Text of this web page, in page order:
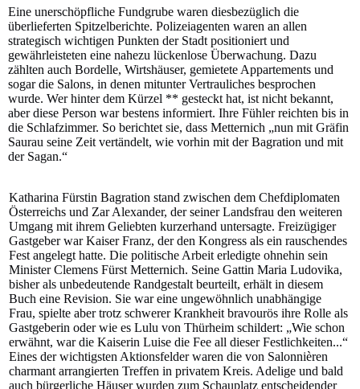
Eine unerschöpfliche Fundgrube waren diesbezüglich die
überlieferten Spitzelberichte. Polizeiagenten waren an allen
strategisch wichtigen Punkten der Stadt positioniert und
gewährleisteten eine nahezu lückenlose Überwachung. Dazu
zählten auch Bordelle, Wirtshäuser, gemietete Appartements und
sogar die Salons, in denen mitunter Vertrauliches besprochen
wurde. Wer hinter dem Kürzel ** gesteckt hat, ist nicht bekannt,
aber diese Person war bestens informiert. Ihre Fühler reichten bis in
die Schlafzimmer. So berichtet sie, dass Metternich „nun mit Gräfin
Saurau seine Zeit vertändelt, wie vorhin mit der Bagration und mit
der Sagan.“
Katharina Fürstin Bagration stand zwischen dem Chefdiplomaten
Österreichs und Zar Alexander, der seiner Landsfrau den weiteren
Umgang mit ihrem Geliebten kurzerhand untersagte. Freizügiger
Gastgeber war Kaiser Franz, der den Kongress als ein rauschendes
Fest angelegt hatte. Die politische Arbeit erledigte ohnehin sein
Minister Clemens Fürst Metternich. Seine Gattin Maria Ludovika,
bisher als unbedeutende Randgestalt beurteilt, erhält in diesem
Buch eine Revision. Sie war eine ungewöhnlich unabhängige
Frau, spielte aber trotz schwerer Krankheit bravourös ihre Rolle als
Gastgeberin oder wie es Lulu von Thürheim schildert: „Wie schon
erwähnt, war die Kaiserin Luise die Fee all dieser Festlichkeiten...“
Eines der wichtigsten Aktionsfelder waren die von Salonnièren
charmant arrangierten Treffen in privatem Kreis. Adelige und bald
auch bürgerliche Häuser wurden zum Schauplatz entscheidender